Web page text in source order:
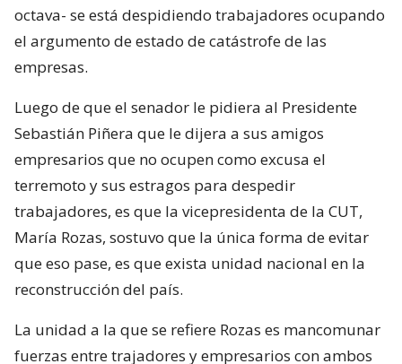
octava- se está despidiendo trabajadores ocupando
el argumento de estado de catástrofe de las
empresas.
Luego de que el senador le pidiera al Presidente
Sebastián Piñera que le dijera a sus amigos
empresarios que no ocupen como excusa el
terremoto y sus estragos para despedir
trabajadores, es que la vicepresidenta de la CUT,
María Rozas, sostuvo que la única forma de evitar
que eso pase, es que exista unidad nacional en la
reconstrucción del país.
La unidad a la que se refiere Rozas es mancomunar
fuerzas entre trajadores y empresarios con ambos